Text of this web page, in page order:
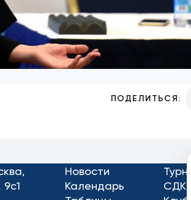
ПОДЕЛИТЬСЯ:
Новости
Календарь
СДК